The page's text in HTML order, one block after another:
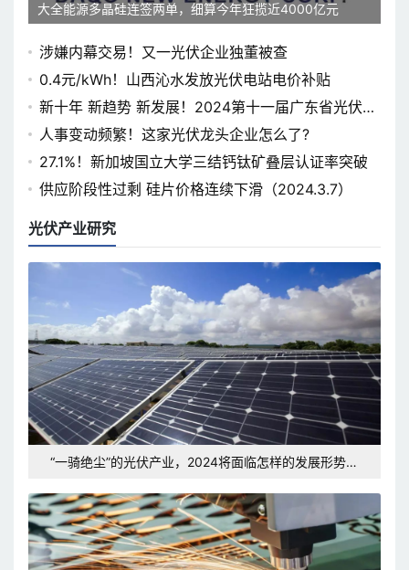
大全能源多晶硅连签两单，细算今年狂揽近4000亿元
涉嫌内幕交易！又一光伏企业独董被查
0.4元/kWh！山西沁水发放光伏电站电价补贴
新十年 新趋势 新发展！2024第十一届广东省光伏论
坛即将开幕
人事变动频繁！这家光伏龙头企业怎么了?
27.1%！新加坡国立大学三结钙钛矿叠层认证率突破
供应阶段性过剩 硅片价格连续下滑（2024.3.7）
光伏产业研究
“一骑绝尘”的光伏产业，2024将面临怎样的发展形势和